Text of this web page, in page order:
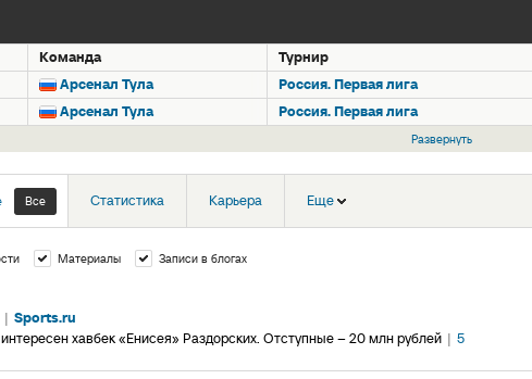
Команда Турнир
Арсенал Тула Россия. Первая лига
Арсенал Тула Россия. Первая лига
Развернуть
Все Статистика Карьера Еще
Материалы Записи в блогах
| Sports.ru
хавбек «Енисея» Раздорских. Отступные – 20 млн рублей | 5